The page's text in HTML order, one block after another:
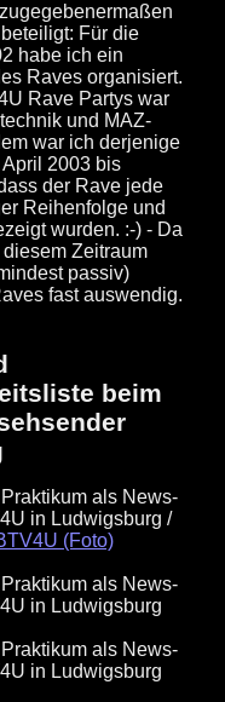
Für die
habe ich ein
Raves organisiert.
Rave Partys war
und MAZ-
war ich derjenige
2003 bis
der Rave jede
Reihenfolge und
wurden. :-) - Da
Zeitraum
passiv)
fast auswendig.
beim
als News-
in Ludwigsburg /
(Foto)
als News-
in Ludwigsburg
als News-
in Ludwigsburg